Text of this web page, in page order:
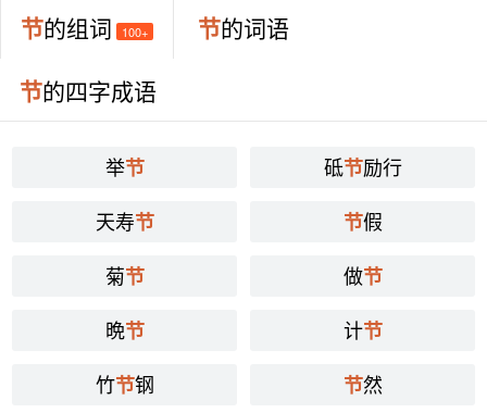
节的组词 100+ 节的词语
节的四字成语
举节 砥节励行
天寿节 节假
菊节 做节
晩节 计节
竹节钢 节然